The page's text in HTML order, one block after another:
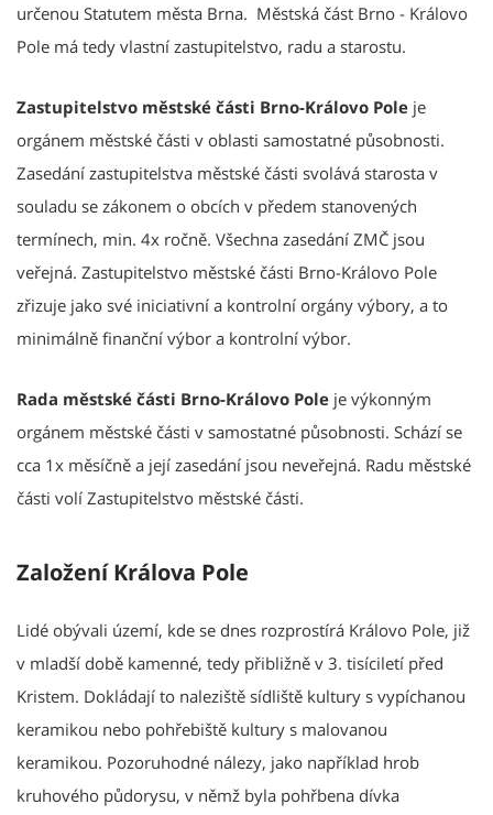
určenou Statutem města Brna. Městská část Brno - Královo
Pole má tedy vlastní zastupitelstvo, radu a starostu.
Zastupitelstvo městské části Brno-Královo Pole je
orgánem městské části v oblasti samostatné působnosti.
Zasedání zastupitelstva městské části svolává starosta v
souladu se zákonem o obcích v předem stanovených
termínech, min. 4x ročně. Všechna zasedání ZMČ jsou
veřejná. Zastupitelstvo městské části Brno-Královo Pole
zřizuje jako své iniciativní a kontrolní orgány výbory, a to
minimálně finanční výbor a kontrolní výbor.
Rada městské části Brno-Královo Pole je výkonným
orgánem městské části v samostatné působnosti. Schází se
cca 1x měsíčně a její zasedání jsou neveřejná. Radu městské
části volí Zastupitelstvo městské části.
Založení Králova Pole
Lidé obývali území, kde se dnes rozprostírá Královo Pole, již
v mladší době kamenné, tedy přibližně v 3. tisíciletí před
Kristem. Dokládají to naleziště sídliště kultury s vypíchanou
keramikou nebo pohřebiště kultury s malovanou
keramikou. Pozoruhodné nálezy, jako například hrob
kruhového půdorysu, v němž byla pohřbena dívka